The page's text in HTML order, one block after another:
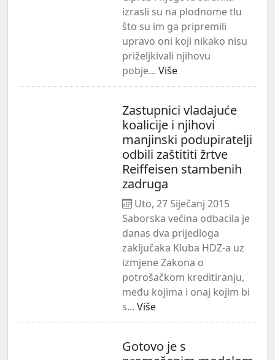
izrasli su na plodnome tlu
što su im ga pripremili
upravo oni koji nikako nisu
priželjkivali njihovu
pobje... Više
Zastupnici vladajuće
koalicije i njihovi
manjinski podupiratelji
odbili zaštititi žrtve
Reiffeisen stambenih
zadruga
Uto, 27 Siječanj 2015
Saborska većina odbacila je
danas dva prijedloga
zaključaka Kluba HDZ-a uz
izmjene Zakona o
potrošačkom kreditiranju,
među kojima i onaj kojim bi
s... Više
Gotovo je s